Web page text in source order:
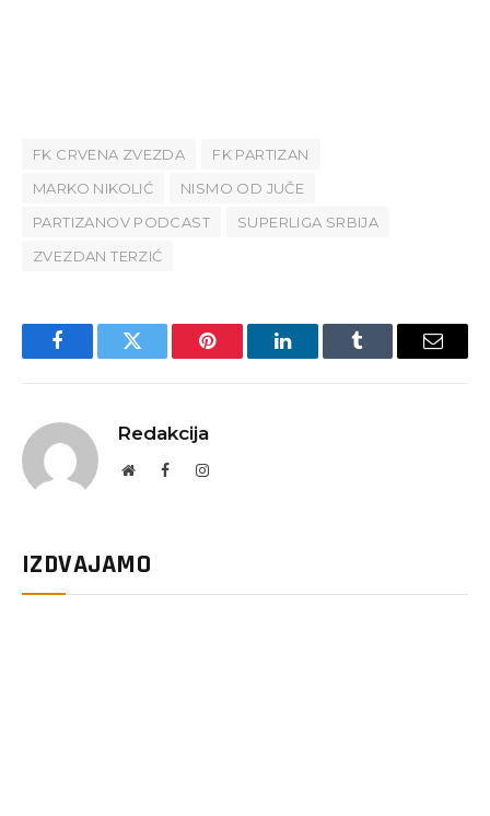
FK CRVENA ZVEZDA
FK PARTIZAN
MARKO NIKOLIĆ
NISMO OD JUČE
PARTIZANOV PODCAST
SUPERLIGA SRBIJA
ZVEZDAN TERZIĆ
FacebookTwitter Pinterest LinkedInTumblr Email
Redakcija
WebsiteFacebookInstagram
IZDVAJAMO